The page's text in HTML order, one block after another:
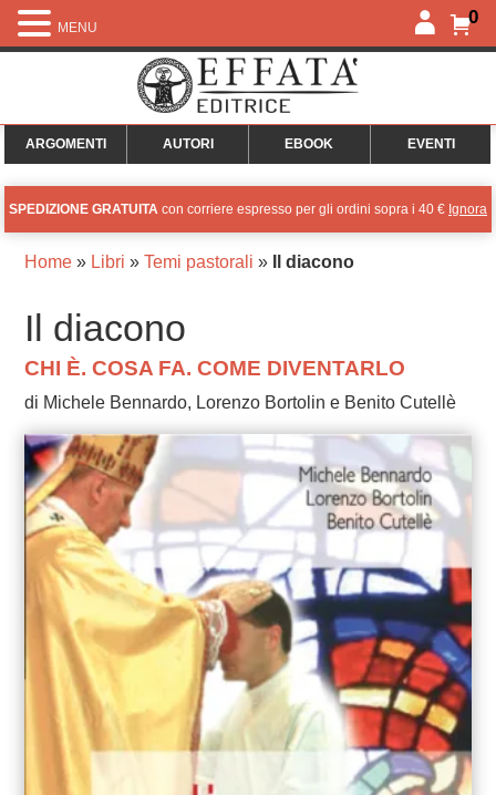
0
ARGOMENTI AUTORI EBOOK EVENTI
SPEDIZIONE GRATUITA con corriere espresso per gli ordini sopra i 40 € Ignora
Home» Libri » Temi pastorali » Il diacono
Il diacono
CHI È. COSA FA. COME DIVENTARLO
di Michele Bennardo, Lorenzo Bortolin e Benito Cutellè
MENU